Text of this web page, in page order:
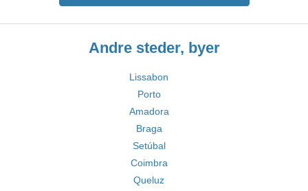
Andre steder, byer
Lissabon
Porto
Amadora
Braga
Setúbal
Coimbra
Queluz